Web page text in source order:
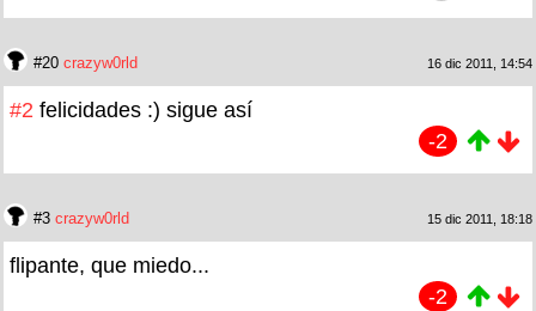
#20 crazyw0rld 16 dic 2011, 14:54
#2 felicidades :) sigue así
-2
#3 crazyw0rld 15 dic 2011, 18:18
flipante, que miedo...
-2